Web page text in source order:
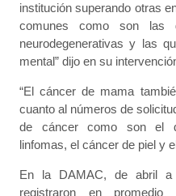
institución superando otras
comunes como son las
neurodegenerativas y las
mental” dijo en su
“El cáncer de mama
cuanto al números de
de cáncer como son el
linfomas, el cáncer de piel y
En la DAMAC, de abril
registraron en